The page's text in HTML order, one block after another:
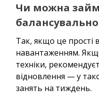
Чи можна
Так, якщо це прості
навантаженням.
техніки,
відновлення — у
занять на тиждень.